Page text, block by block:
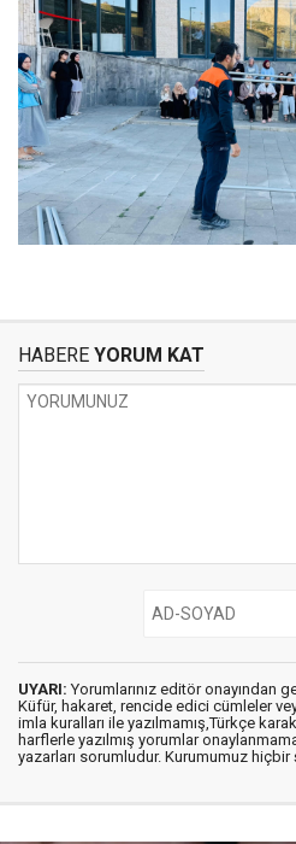
HABERE YORUM KAT
UYARI: Yorumlarınız editör onayından
Küfür, hakaret, rencide edici cümleler
imla kuralları ile yazılmamış,Türkçe
harflerle yazılmış yorumlar
yazarları sorumludur. Kurumumuz